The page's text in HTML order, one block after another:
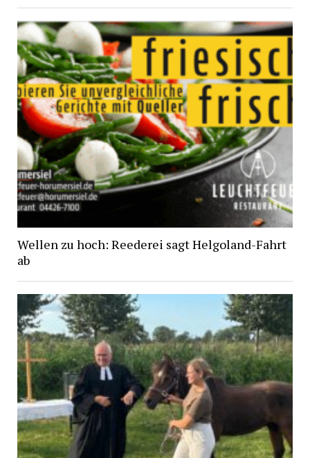
Wellen zu hoch: Reederei sagt Helgoland-Fahrt
ab